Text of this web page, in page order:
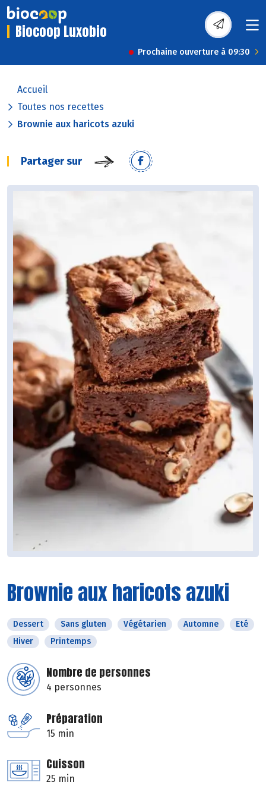
Biocoop Luxobio
Prochaine ouverture à 09:30
Accueil
Toutes nos recettes
Brownie aux haricots azuki
Partager sur
Brownie aux haricots azuki
Dessert Sans gluten Végétarien Automne
Eté
Hiver
Printemps
Nombre de personnes
4 personnes
Préparation
15 min
Cuisson
25 min